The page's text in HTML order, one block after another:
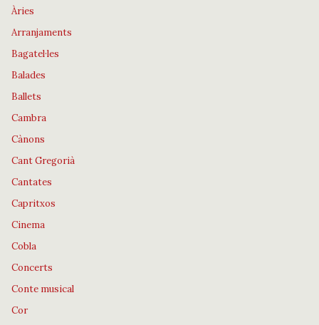
Àries
Arranjaments
Bagatel·les
Balades
Ballets
Cambra
Cànons
Cant Gregorià
Cantates
Capritxos
Cinema
Cobla
Concerts
Conte musical
Cor